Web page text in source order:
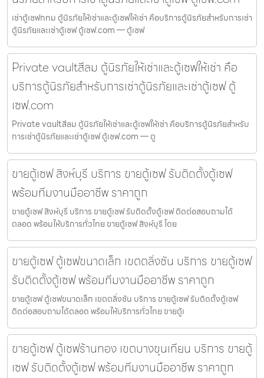
เช่าตู้เซฟกทม ตู้นิรภัยให้เช่าและตู้เซฟให้เช่า คือบริการตู้นิรภัยสำหรับการเช่า
ตู้นิรภัยและเช่าตู้เซฟ ตู้เซฟ.com — ตู้เซฟ
Private vaultสีลม ตู้นิรภัยให้เช่าและตู้เซฟให้เช่า คือ
บริการตู้นิรภัยสำหรับการเช่าตู้นิรภัยและเช่าตู้เซฟ ตู้
เซฟ.com
Private vaultสีลม ตู้นิรภัยให้เช่าและตู้เซฟให้เช่า คือบริการตู้นิรภัยสำหรับ
การเช่าตู้นิรภัยและเช่าตู้เซฟ ตู้เซฟ.com — ตู
ขายตู้เซฟ สิงห์บุรี บริการ ขายตู้เซฟ รับติดตั้งตู้เซฟ
พร้อมทีมงานมืออาชีพ ราคาถูก
ขายตู้เซฟ สิงห์บุรี บริการ ขายตู้เซฟ รับติดตั้งตู้เซฟ ติดต่อสอบถามได้
ตลอด พร้อมให้บริการทั่วไทย ขายตู้เซฟ สิงห์บุรี โดย
ขายตู้เซฟ ตู้เซฟขนาดเล็ก เขตตลิ่งชัน บริการ ขายตู้เซฟ
รับติดตั้งตู้เซฟ พร้อมทีมงานมืออาชีพ ราคาถูก
ขายตู้เซฟ ตู้เซฟขนาดเล็ก เขตตลิ่งชัน บริการ ขายตู้เซฟ รับติดตั้งตู้เซฟ
ติดต่อสอบถามได้ตลอด พร้อมให้บริการทั่วไทย ขายตู้เ
ขายตู้เซฟ ตู้เซฟร้านทอง เขตบางขุนเทียน บริการ ขายตู้
เซฟ รับติดตั้งตู้เซฟ พร้อมทีมงานมืออาชีพ ราคาถูก